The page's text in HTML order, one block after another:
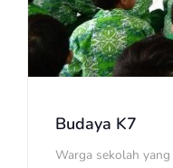
Budaya K7
Warga sekolah